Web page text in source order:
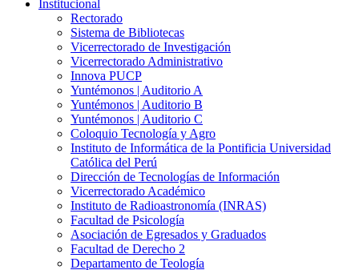
Institucional
Rectorado
Sistema de Bibliotecas
Vicerrectorado de Investigación
Vicerrectorado Administrativo
Innova PUCP
Yuntémonos | Auditorio A
Yuntémonos | Auditorio B
Yuntémonos | Auditorio C
Coloquio Tecnología y Agro
Instituto de Informática de la Pontificia Universidad
Católica del Perú
Dirección de Tecnologías de Información
Vicerrectorado Académico
Instituto de Radioastronomía (INRAS)
Facultad de Psicología
Asociación de Egresados y Graduados
Facultad de Derecho 2
Departamento de Teología